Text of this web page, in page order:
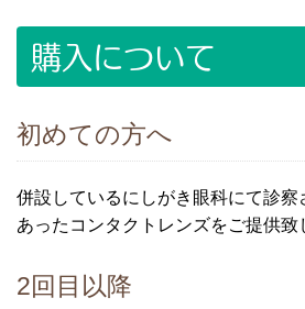
購入について
初めての方へ
併設しているにしがき眼科にて診察
あったコンタクトレンズをご提供致
2回目以降